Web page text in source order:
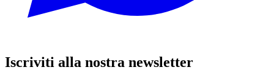
Iscriviti alla nostra newsletter